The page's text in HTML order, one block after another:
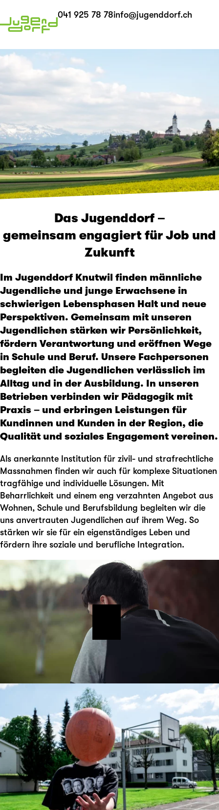
041 925 78 78info@jugenddorf.ch
Das Jugenddorf –
gemeinsam engagiert für Job und
Zukunft
Im Jugenddorf Knutwil finden männliche
Jugendliche und junge Erwachsene in
schwierigen Lebensphasen Halt und neue
Perspektiven. Gemeinsam mit unseren
Jugendlichen stärken wir Persönlichkeit,
fördern Verantwortung und eröffnen Wege
in Schule und Beruf. Unsere Fachpersonen
begleiten die Jugendlichen verlässlich im
Alltag und in der Ausbildung. In unseren
Betrieben verbinden wir Pädagogik mit
Praxis – und erbringen Leistungen für
Kundinnen und Kunden in der Region, die
Qualität und soziales Engagement vereinen.
Als anerkannte Institution für zivil- und strafrechtliche
Massnahmen finden wir auch für komplexe Situationen
tragfähige und individuelle Lösungen. Mit
Beharrlichkeit und einem eng verzahnten Angebot aus
Wohnen, Schule und Berufsbildung begleiten wir die
uns anvertrauten Jugendlichen auf ihrem Weg. So
stärken wir sie für ein eigenständiges Leben und
fördern ihre soziale und berufliche Integration.